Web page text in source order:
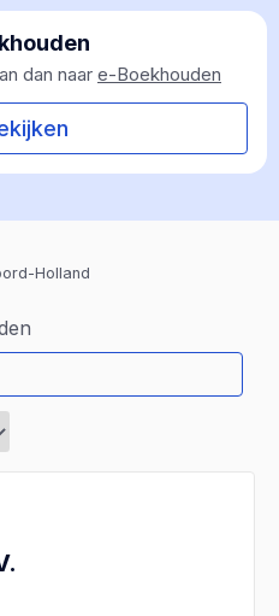
dan naar e-Boekhouden
Holland